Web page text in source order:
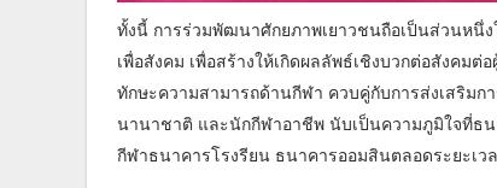
ทั้งนี้ การร่วมพัฒนาศักยภาพเยาวชนถือเป็นส่วนหนึ่
เพื่อสังคม เพื่อสร้างให้เกิดผลลัพธ์เชิงบวกต่อสังคม
ทักษะความสามารถด้านกีฬา ควบคู่กับการส่งเสริมก
นานาชาติ และนักกีฬาอาชีพ นับเป็นความภูมิใจที่ธ
กีฬาธนาคารโรงรียน ธนาคารออมสินตลอดระยะเว